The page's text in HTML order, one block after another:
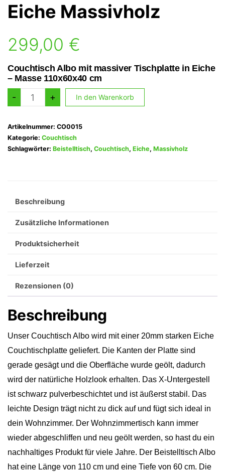
Eiche Massivholz
299,00 €
Couchtisch Albo mit massiver Tischplatte in Eiche
– Masse 110x60x40 cm
-
Couchtisch
Albo
in
Eiche
Massivholz
+ In den Warenkorb
Artikelnummer: CO0015
Kategorie: Couchtisch
Schlagwörter: Beistelltisch, Couchtisch, Eiche, Massivholz
Beschreibung
Zusätzliche Informationen
Produktsicherheit
Lieferzeit
Rezensionen (0)
Beschreibung
Unser Couchtisch Albo wird mit einer 20mm starken Eiche
Couchtischplatte geliefert. Die Kanten der Platte sind
gerade gesägt und die Oberfläche wurde geölt, dadurch
wird der natürliche Holzlook erhalten. Das X-Untergestell
ist schwarz pulverbeschichtet und ist äußerst stabil. Das
leichte Design trägt nicht zu dick auf und fügt sich ideal in
dein Wohnzimmer. Der Wohnzimmertisch kann immer
wieder abgeschliffen und neu geölt werden, so hast du ein
nachhaltiges Produkt für viele Jahre. Der Beistelltisch Albo
hat eine Länge von 110 cm und eine Tiefe von 60 cm. Die